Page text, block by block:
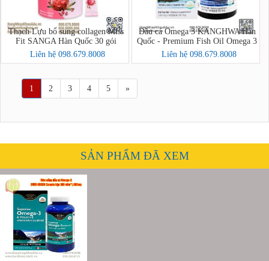
Thạch Lựu bổ sung collagen Miss
Fit SANGA Hàn Quốc 30 gói
Liên hệ 098.679.8008
Dầu cá Omega 3 KANGHWA Hàn
Quốc - Premium Fish Oil Omega 3
Liên hệ 098.679.8008
1 2 3 4 5 »
SẢN PHẨM ĐÃ XEM